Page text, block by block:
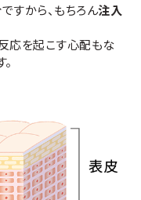
すから、もちろん注入
応を起こす心配もな